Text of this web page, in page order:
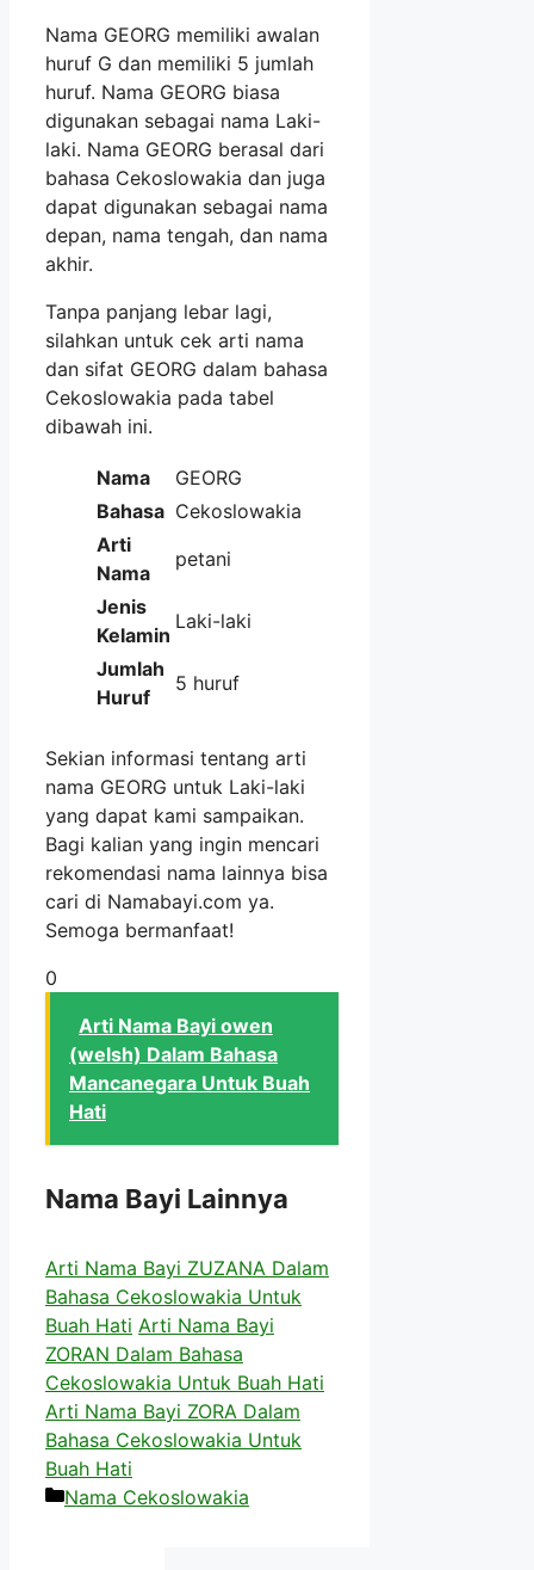
Nama GEORG memiliki awalan
huruf G dan memiliki 5 jumlah
huruf. Nama GEORG biasa
digunakan sebagai nama Laki-
laki. Nama GEORG berasal dari
bahasa Cekoslowakia dan juga
dapat digunakan sebagai nama
depan, nama tengah, dan nama
akhir.
Tanpa panjang lebar lagi,
silahkan untuk cek arti nama
dan sifat GEORG dalam bahasa
Cekoslowakia pada tabel
dibawah ini.
Nama
GEORG
Bahasa Cekoslowakia
Arti
Nama
petani
Jenis
Kelamin
Laki-laki
Jumlah
Huruf
5 huruf
Sekian informasi tentang arti
nama GEORG untuk Laki-laki
yang dapat kami sampaikan.
Bagi kalian yang ingin mencari
rekomendasi nama lainnya bisa
cari di Namabayi.com ya.
Semoga bermanfaat!
0
Arti Nama Bayi owen
(welsh) Dalam Bahasa
Mancanegara Untuk Buah
Hati
Nama Bayi Lainnya
Arti Nama Bayi ZUZANA Dalam
Bahasa Cekoslowakia Untuk
Buah Hati Arti Nama Bayi
ZORAN Dalam Bahasa
Cekoslowakia Untuk Buah Hati
Arti Nama Bayi ZORA Dalam
Bahasa Cekoslowakia Untuk
Buah Hati
Kategori
Nama Cekoslowakia